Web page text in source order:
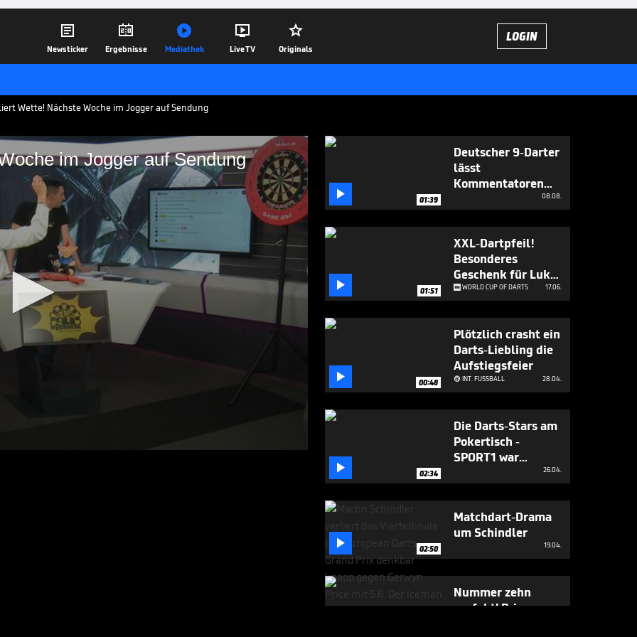

Newsticker

Ergebnisse

Mediathek

Live TV

Originals
LOGIN
Wette! Nächste Woche im Jogger auf Sendung
im Jogger auf Sendung
Woche im Jogger
verliert in der neuen Sendung
Schwele und steht bei der nächsten
03.02.23
 01:39
Deutscher 9-Darter
lässt
Kommentatoren
08.08.
 01:51
XXL-Dartpfeil!
Besonderes
Geschenk für Luke
Littler
WORLD CUP OF DARTS 17.06.
 00:48
Plötzlich crasht ein
Darts-Liebling die
Aufstiegsfeier
 INT. FUSSBALL 28.04.
 02:34
Die Darts-Stars am
Pokertisch -
SPORT1 war
26.04.
 02:50
Matchdart-Drama
um Schindler
19.04.
Nummer zehn
perfekt! Price-